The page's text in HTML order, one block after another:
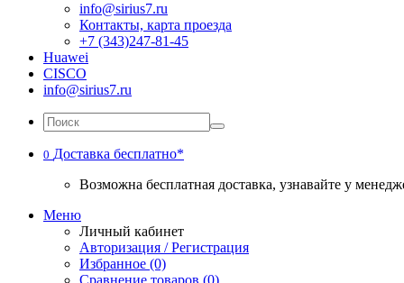
info@sirius7.ru
Контакты, карта проезда
+7 (343)247-81-45
Huawei
CISCO
info@sirius7.ru
0 Доставка бесплатно*
Возможна бесплатная доставка, узнавайте у
Меню
Личный кабинет
Авторизация / Регистрация
Избранное (0)
Сравнение товаров (0)